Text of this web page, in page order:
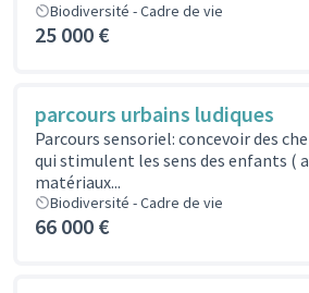
Biodiversité - Cadre de vie
25 000 €
parcours urbains ludiques
Parcours sensoriel: concevoir des
qui stimulent les sens des enfants (
matériaux...
Biodiversité - Cadre de vie
66 000 €